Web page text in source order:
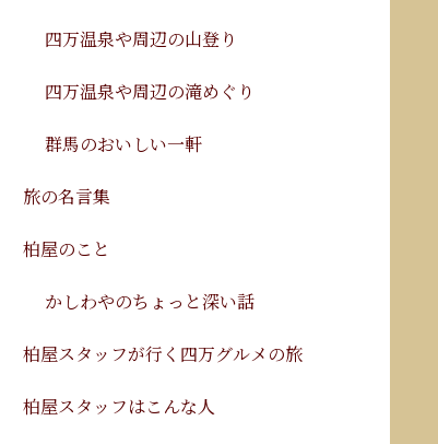
四万温泉や周辺の山登り
四万温泉や周辺の滝めぐり
群馬のおいしい一軒
旅の名言集
柏屋のこと
かしわやのちょっと深い話
柏屋スタッフが行く四万グルメの旅
柏屋スタッフはこんな人